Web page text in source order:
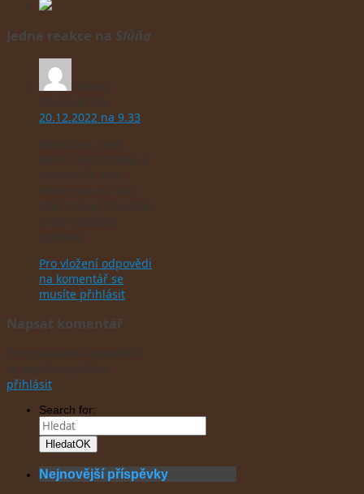
Jedna reakce na Slůňa
20.12.2022 na 9.33
Pro vložení odpovědi
na komentář se
musíte přihlásit
Napsat komentář
přihlásit
Search for:
HledatOK
Nejnovější příspěvky